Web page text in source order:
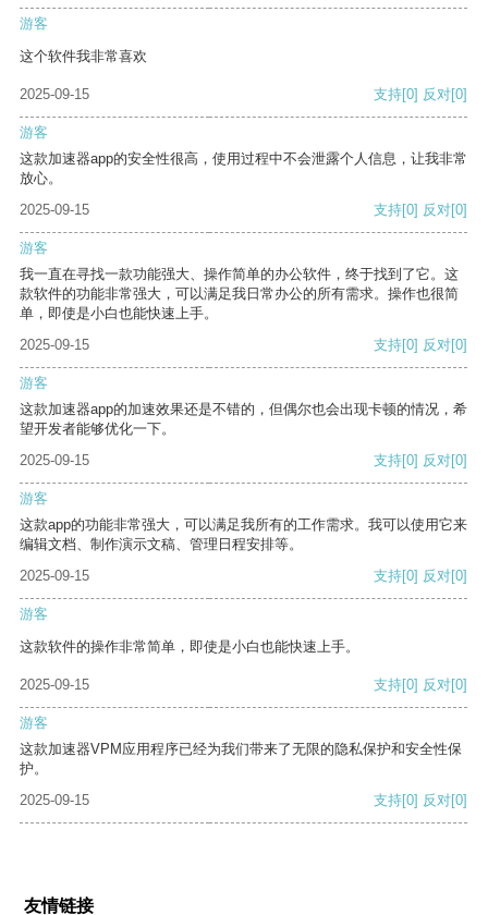
游客
这个软件我非常喜欢
2025-09-15 支持[0] 反对[0]
游客
这款加速器app的安全性很高，使用过程中不会泄露个人信息，让我非常
放心。
2025-09-15
支持[0] 反对[0]
游客
我一直在寻找一款功能强大、操作简单的办公软件，终于找到了它。这
款软件的功能非常强大，可以满足我日常办公的所有需求。操作也很简
单，即使是小白也能快速上手。
2025-09-15
支持[0] 反对[0]
游客
这款加速器app的加速效果还是不错的，但偶尔也会出现卡顿的情况，希
望开发者能够优化一下。
2025-09-15
支持[0] 反对[0]
游客
这款app的功能非常强大，可以满足我所有的工作需求。我可以使用它来
编辑文档、制作演示文稿、管理日程安排等。
2025-09-15
支持[0] 反对[0]
游客
这款软件的操作非常简单，即使是小白也能快速上手。
2025-09-15 支持[0] 反对[0]
游客
这款加速器VPM应用程序已经为我们带来了无限的隐私保护和安全性保
护。
2025-09-15
支持[0] 反对[0]
友情链接